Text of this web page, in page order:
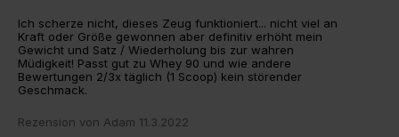
Ich scherze nicht, dieses Zeug funktioniert... nicht viel an
Kraft oder Größe gewonnen aber definitiv erhöht mein
Gewicht und Satz / Wiederholung bis zur wahren
Müdigkeit! Passt gut zu Whey 90 und wie andere
Bewertungen 2/3x täglich (1 Scoop) kein störender
Geschmack.
Rezension von Adam 11.3.2022